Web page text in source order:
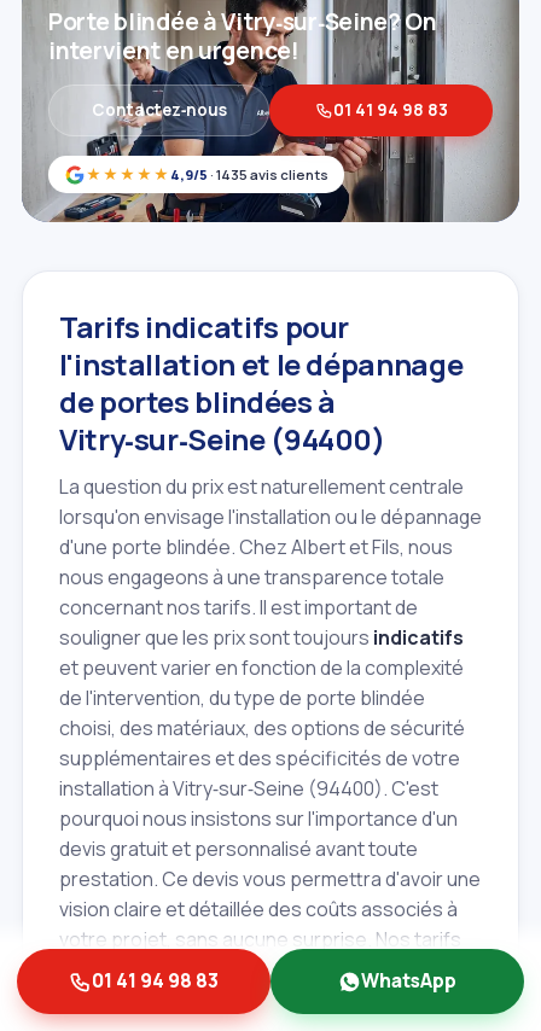
★★★★★ 4,9/5 · 1435 avis clients
Porte blindée à Vitry‑sur‑Seine? On
intervient en urgence!
Contactez‑nous 01 41 94 98 83
Tarifs indicatifs pour
l'installation et le dépannage
de portes blindées à
Vitry‑sur‑Seine (94400)
La question du prix est naturellement centrale
lorsqu'on envisage l'installation ou le dépannage
d'une porte blindée. Chez Albert et Fils, nous
nous engageons à une transparence totale
concernant nos tarifs. Il est important de
souligner que les prix sont toujours indicatifs
et peuvent varier en fonction de la complexité
de l'intervention, du type de porte blindée
choisi, des matériaux, des options de sécurité
supplémentaires et des spécificités de votre
installation à Vitry‑sur‑Seine (94400). C'est
pourquoi nous insistons sur l'importance d'un
devis gratuit et personnalisé avant toute
prestation. Ce devis vous permettra d'avoir une
vision claire et détaillée des coûts associés à
votre projet, sans aucune surprise. Nos tarifs
sont compétitifs et reflètent la qualité de notre
travail, l'expertise de nos artisans et la durabilité
01 41 94 98 83 WhatsApp